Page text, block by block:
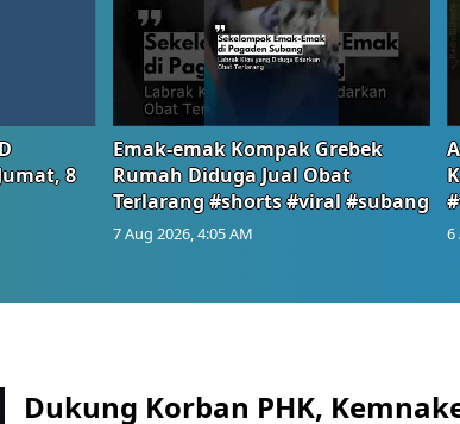
8
Emak-emak Kompak Grebek
Rumah Diduga Jual Obat
Terlarang #shorts #viral #subang
7 Aug 2026, 4:05 AM 6
Dukung Korban PHK,